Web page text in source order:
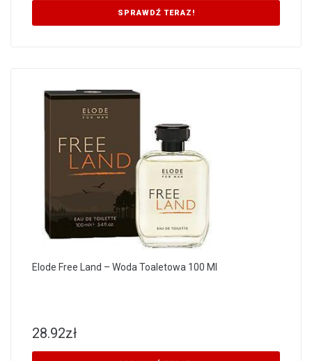
SPRAWDŹ TERAZ!
Elode Free Land – Woda Toaletowa 100 Ml
28.92zł